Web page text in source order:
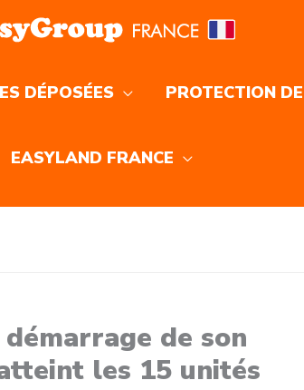
DÉPOSÉES PROTECTION
EASYLAND FRANCE
de son
les 15 unités